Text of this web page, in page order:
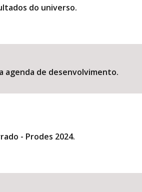
do universo.
agenda de desenvolvimento.
- Prodes 2024.